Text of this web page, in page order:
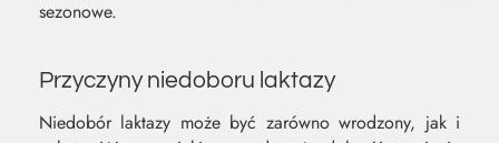
sezonowe.
Przyczyny niedoboru laktazy
Niedobór laktazy może być zarówno wrodzony, jak i